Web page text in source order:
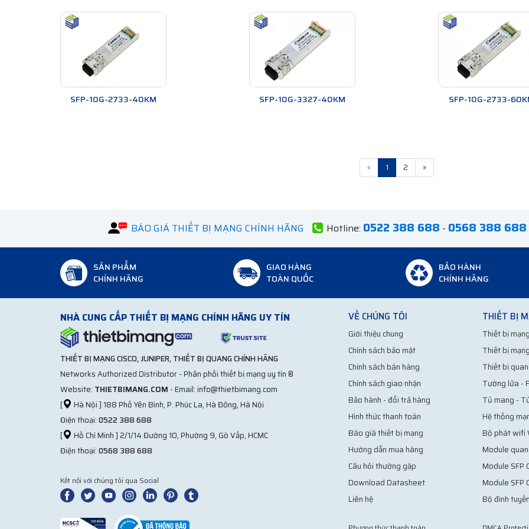
Hình ảnh: Module SFP chất lượng tốt, giá thành hợp lý
Module quang mang tới giải pháp hoàn hảo cho người dùng
Như chúng tôi cũng đã nêu ở trên module quang có nhiều loại chúng sở hữu những đặc điểm khác biệt nhau. Bạn có thể chưa
thử sử dụng vào hệ thống thật bạn sẽ thấy chúng hiệu quả đến nhường nào? Và tại sao chúng tôi lại nói Module là giải pháp
Về chất lượng: Module không thua kém bất kì một thương hiệu nào trên thị trường bao gồm cả các ông lớn như Cisco, Juniper…
cho nhiều chuẩn đường truyền khác nhau mà còn có tính ổn định cao về đường truyền qua thời gian sử dụng lâu dài.
Còn nữa module quang hay các thiết bị khác cũng có chính sách bảo hành vô cùng hấp dẫn lên tới 24 tháng, vậy là bạn có thể
Về giá thành: Bạn sẽ thấy sự khác biệt rõ nét hơn khi nói đây là giải pháp hoàn hảo cho doanh nghiệp. giá thành của Module
chỉ thế các sản phẩm kết nối với chúng cũng tương tự. Bởi vậy, nói là giải pháp hoàn hảo là bạn có thể dễ dàng xây dựng một
cho doanh nghiệp.
Bạn có thể mua Module quang chính hãng ở đâu?
thương hiệu được ưa chuộng sử dụng và đã lan tỏa trên nhiều quốc gia khác nhau. Thời điểm hiện tại cũng đã có mặt tại Việt
các chính sách, sản phẩm và giá thành tốt nhất.
SFP-10G-2733-40KM SFP-10G-3327-40KM SFP-10G-2733-
« 1 2 »
BÁO GIÁ THIẾT BỊ MẠNG CHÍNH HÃNG Hotline: 0522 388 688 - 0568 388 688
SẢN PHẨM
CHÍNH HÃNG
GIAO HÀNG
TOÀN QUỐC
BẢO HÀNH
CHÍNH HÃNG
NHÀ CUNG CẤP THIẾT BỊ MẠNG CHÍNH HÃNG UY TÍN
THIẾT BỊ MẠNG CISCO, JUNIPER, THIẾT BỊ QUANG CHÍNH HÃNG
Networks Authorized Distributor - Phân phối thiết bị mạng uy tín ®
Website: THIETBIMANG.COM - Email: info@thietbimang.com
[
Hà Nội ] 188 Phố Yên Bình, P. Phúc La, Hà Đông, Hà Nội
Điện thoại:0522 388 688
[
Hồ Chí Minh ] 2/1/14 Đường 10, Phường 9, Gò Vấp, HCMC
Điện thoại:0568 388 688
Kết nối với chúng tôi qua Social
VỀ CHÚNG TÔI
Giới thiệu chung
Chính sách bảo mật
Chính sách bán hàng
Chính sách giao nhận
Bảo hành - đổi trả hàng
Hình thức thanh toán
Báo giá thiết bị mạng
Hướng dẫn mua hàng
Câu hỏi thường gặp
Download Datasheet
Liên hệ
THIẾT BỊ
Thiết bị
Thiết bị
Thiết bị
Tường lửa -
Tủ mang -
Hệ thống
Bộ phát wifi
Module
Module SFP
Module SFP
Bộ đinh